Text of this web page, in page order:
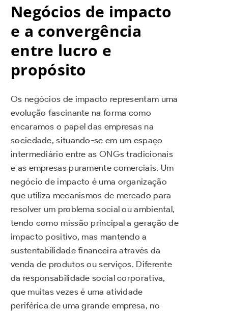
Negócios de impacto
e a convergência
entre lucro e
propósito
Os negócios de impacto representam uma
evolução fascinante na forma como
encaramos o papel das empresas na
sociedade, situando-se em um espaço
intermediário entre as ONGs tradicionais
e as empresas puramente comerciais. Um
negócio de impacto é uma organização
que utiliza mecanismos de mercado para
resolver um problema social ou ambiental,
tendo como missão principal a geração de
impacto positivo, mas mantendo a
sustentabilidade financeira através da
venda de produtos ou serviços. Diferente
da responsabilidade social corporativa,
que muitas vezes é uma atividade
periférica de uma grande empresa, no